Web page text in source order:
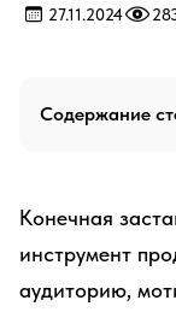
27.11.2024
Содержание
Конечная
инструмент
аудиторию,